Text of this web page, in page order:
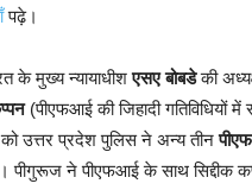
पढ़े।
के मुख्य न्यायाधीशएसए बोबडेकी
(पीएफआई की जिहादी गतिविधियों में
उत्तर प्रदेश पुलिस ने अन्य तीन
पीगुरूज ने पीएफआई के साथ